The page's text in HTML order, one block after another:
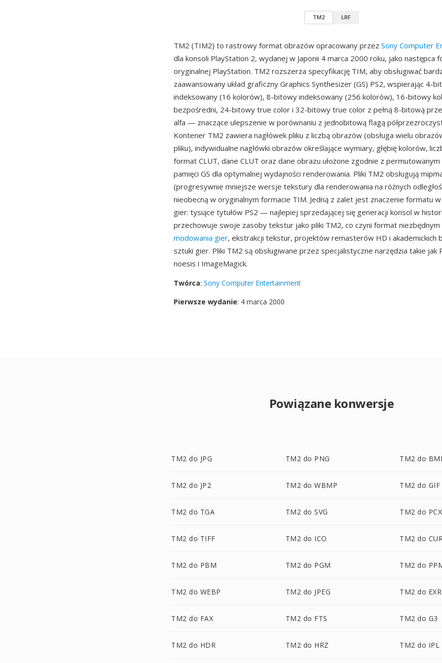
TM2 LRF
TM2 (TIM2) to rastrowy format obrazów opracowany przez Sony Computer
dla konsoli PlayStation 2, wydanej w Japonii 4 marca 2000 roku, jako następca
oryginalnej PlayStation. TM2 rozszerza specyfikację TIM, aby obsługiwać
zaawansowany układ graficzny Graphics Synthesizer (GS) PS2, wspierając 4-
indeksowany (16 kolorów), 8-bitowy indeksowany (256 kolorów), 16-bitowy
bezpośredni, 24-bitowy true color i 32-bitowy true color z pełną 8-bitową
alfa — znaczące ulepszenie w porównaniu z jednobitową flagą
Kontener TM2 zawiera nagłówek pliku z liczbą obrazów (obsługa wielu
pliku), indywidualne nagłówki obrazów określające wymiary, głębię kolorów,
format CLUT, dane CLUT oraz dane obrazu ułożone zgodnie z permutowanym
pamięci GS dla optymalnej wydajności renderowania. Pliki TM2 obsługują
(progresywnie mniejsze wersje tekstury dla renderowania na różnych
nieobecną w oryginalnym formacie TIM. Jedną z zalet jest znaczenie formatu w
gier: tysiące tytułów PS2 — najlepiej sprzedającej się generacji konsol w
przechowuje swoje zasoby tekstur jako pliki TM2, co czyni format niezbędnym
modowania gier, ekstrakcji tekstur, projektów remasterów HD i akademickich
sztuki gier. Pliki TM2 są obsługiwane przez specjalistyczne narzędzia takie jak
noesis i ImageMagick.
Twórca: Sony Computer Entertainment
Pierwsze wydanie: 4 marca 2000
Powiązane konwersje
TM2 do JPG TM2 do PNG TM2 do
TM2 do JP2 TM2 do WBMP TM2 do GIF
TM2 do TGA TM2 do SVG TM2 do PCX
TM2 do TIFF TM2 do ICO TM2 do
TM2 do PBM TM2 do PGM TM2 do
TM2 do WEBP TM2 do JPEG TM2 do EXR
TM2 do FAX TM2 do FTS TM2 do G3
TM2 do HDR TM2 do HRZ TM2 do IPL